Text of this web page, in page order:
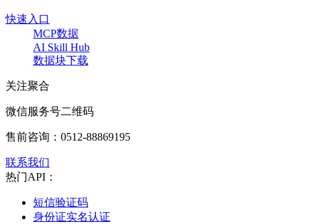
快速入口
MCP数据
AI Skill Hub
数据块下载
关注聚合
微信服务号二维码
售前咨询： 0512-88869195
联系我们
热门API：
短信验证码
身份证实名认证